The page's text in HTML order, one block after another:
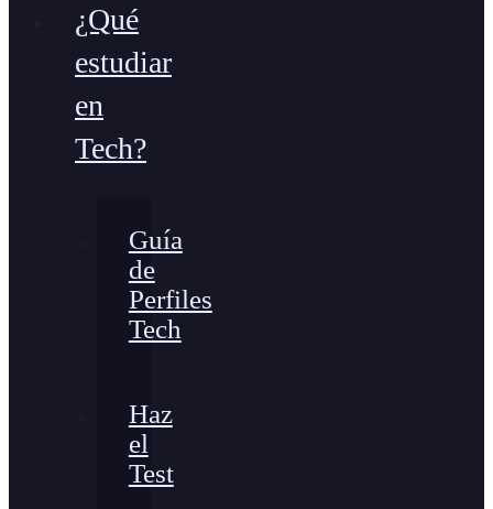
¿Qué
estudiar
en
Tech?
Guía
de
Perfiles
Tech
Haz
el
Test